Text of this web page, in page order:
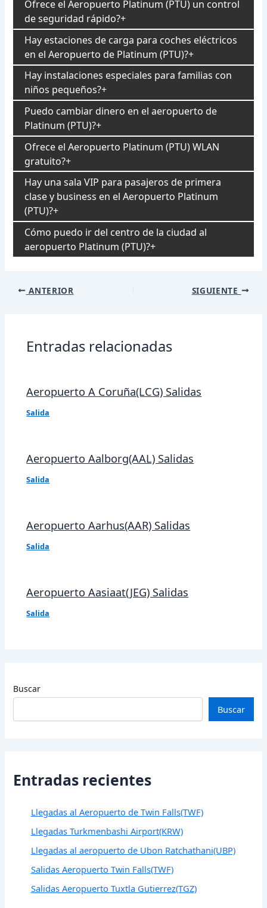
Ofrece el Aeropuerto Platinum (PTU) un control
de seguridad rápido?
Hay estaciones de carga para coches eléctricos
en el Aeropuerto de Platinum (PTU)?
Hay instalaciones especiales para familias con
niños pequeños?
Puedo cambiar dinero en el aeropuerto de
Platinum (PTU)?
Ofrece el Aeropuerto Platinum (PTU) WLAN
gratuito?
Hay una sala VIP para pasajeros de primera
clase y business en el Aeropuerto Platinum
(PTU)?
Cómo puedo ir del centro de la ciudad al
aeropuerto Platinum (PTU)?
Navegación
ANTERIOR SIGUIENTE
Entradas relacionadas
Aeropuerto A Coruña(LCG) Salidas
Salida
Aeropuerto Aalborg(AAL) Salidas
Salida
Aeropuerto Aarhus(AAR) Salidas
Salida
Aeropuerto Aasiaat(JEG) Salidas
Salida
Buscar
Buscar
Entradas recientes
Llegadas al Aeropuerto de Twin Falls(TWF)
Llegadas Turkmenbashi Airport(KRW)
Llegadas al aeropuerto de Ubon Ratchathani(UBP)
Salidas Aeropuerto Twin Falls(TWF)
Salidas Aeropuerto Tuxtla Gutierrez(TGZ)